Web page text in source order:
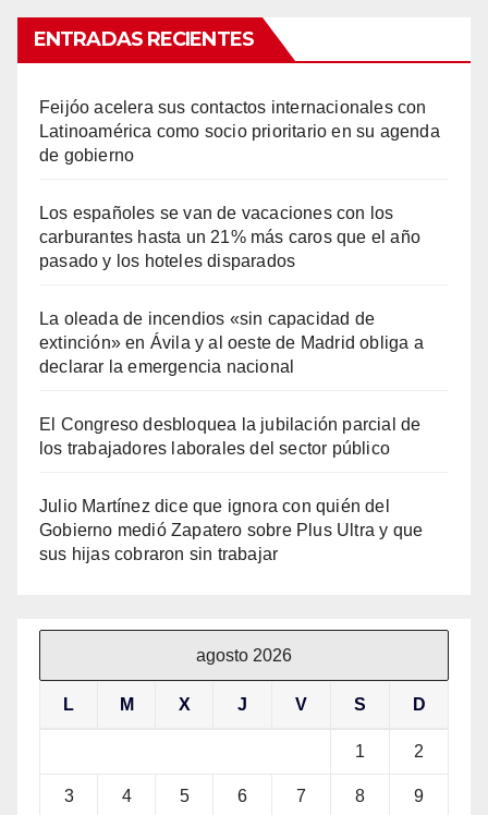
ENTRADAS RECIENTES
Feijóo acelera sus contactos internacionales con
Latinoamérica como socio prioritario en su agenda
de gobierno
Los españoles se van de vacaciones con los
carburantes hasta un 21% más caros que el año
pasado y los hoteles disparados
La oleada de incendios «sin capacidad de
extinción» en Ávila y al oeste de Madrid obliga a
declarar la emergencia nacional
El Congreso desbloquea la jubilación parcial de
los trabajadores laborales del sector público
Julio Martínez dice que ignora con quién del
Gobierno medió Zapatero sobre Plus Ultra y que
sus hijas cobraron sin trabajar
agosto 2026
L M X J V S D
1 2
3 4 5 6 7 8 9